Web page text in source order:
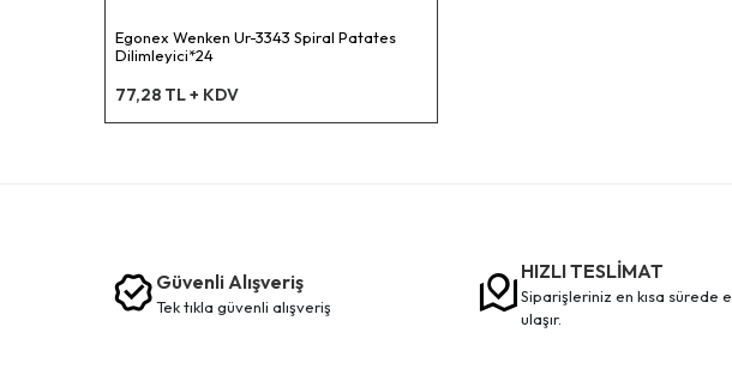
Egonex Wenken Ur-3343 Spiral Patates
Dilimleyici*24
77,28 TL + KDV
Güvenli Alışveriş
tek tikla güvenli̇ alişveri̇ş
HIZLI TESLİMAT
siparişleriniz en kısa sürede elinize
ulaşır.